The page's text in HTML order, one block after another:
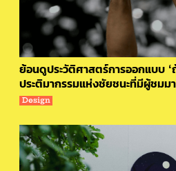
ย้อนดูประวัติศาสตร์การออกแบบ
ประติมากรรมแห่งชัยชนะที่มีผู้ชมม
Design